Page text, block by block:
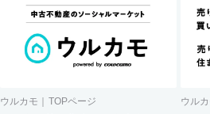
ウルカモ｜TOPページ ウル